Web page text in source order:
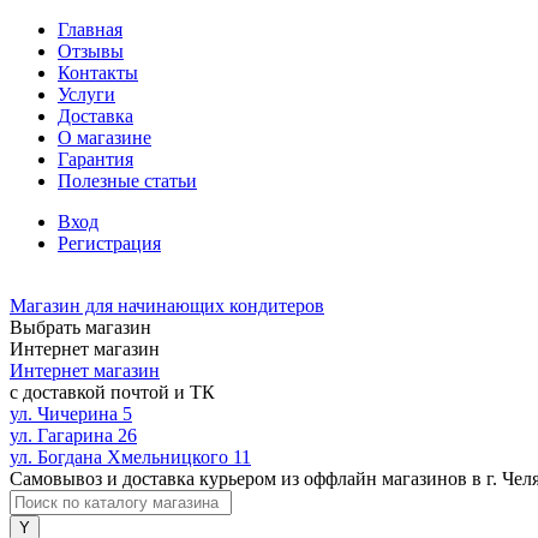
Главная
Отзывы
Контакты
Услуги
Доставка
О магазине
Гарантия
Полезные статьи
Вход
Регистрация
Магазин для начинающих кондитеров
Выбрать магазин
Интернет магазин
Интернет магазин
с доставкой почтой и ТК
ул. Чичерина 5
ул. Гагарина 26
ул. Богдана Хмельницкого 11
Самовывоз и доставка курьером из оффлайн магазинов в г.